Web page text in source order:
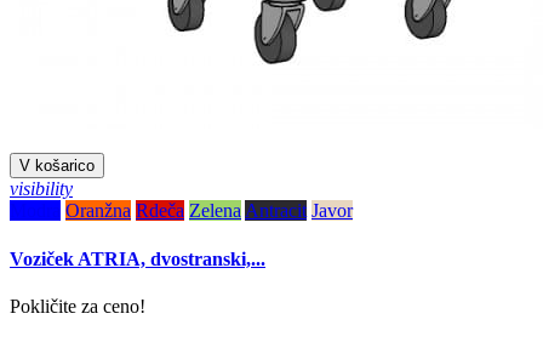
V košarico
visibility
Oranžna Rdeča Zelena Antracit Javor
Voziček ATRIA, dvostranski,...
Pokličite za ceno!